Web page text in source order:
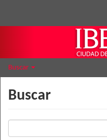
Buscar
Buscar